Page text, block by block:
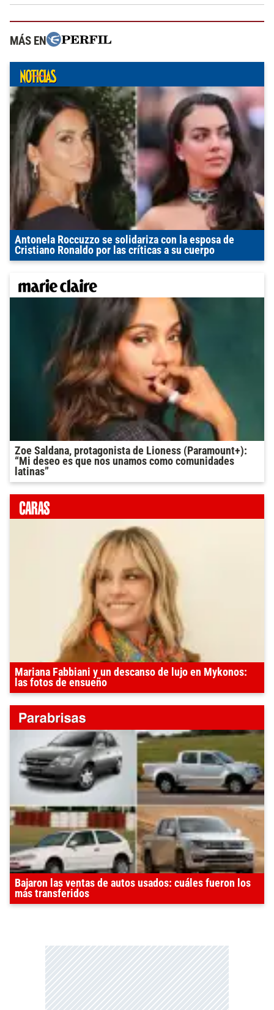
MÁS EN
Antonela Roccuzzo se solidariza con la esposa de
Cristiano Ronaldo por las críticas a su cuerpo
Zoe Saldana, protagonista de Lioness (Paramount+):
“Mi deseo es que nos unamos como comunidades
latinas”
Mariana Fabbiani y un descanso de lujo en Mykonos:
las fotos de ensueño
Bajaron las ventas de autos usados: cuáles fueron los
más transferidos